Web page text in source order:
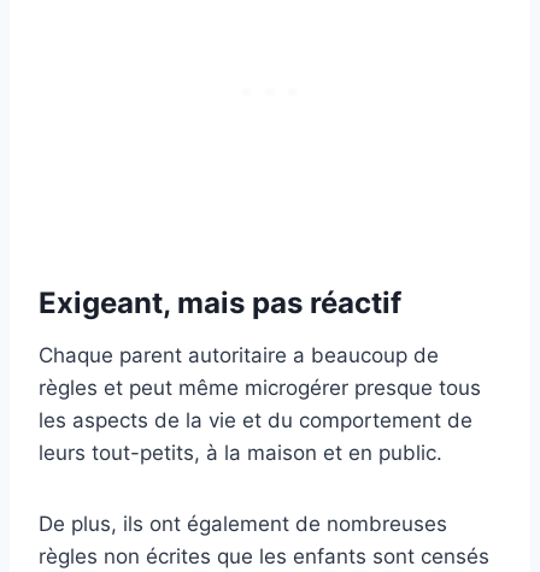
Exigeant, mais pas réactif
Chaque parent autoritaire a beaucoup de
règles et peut même microgérer presque tous
les aspects de la vie et du comportement de
leurs tout-petits, à la maison et en public.
De plus, ils ont également de nombreuses
règles non écrites que les enfants sont censés